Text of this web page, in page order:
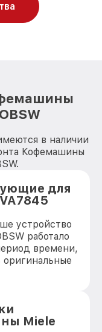
в наличии
Кофемашины
для
устройство
работало
времени,
Miele